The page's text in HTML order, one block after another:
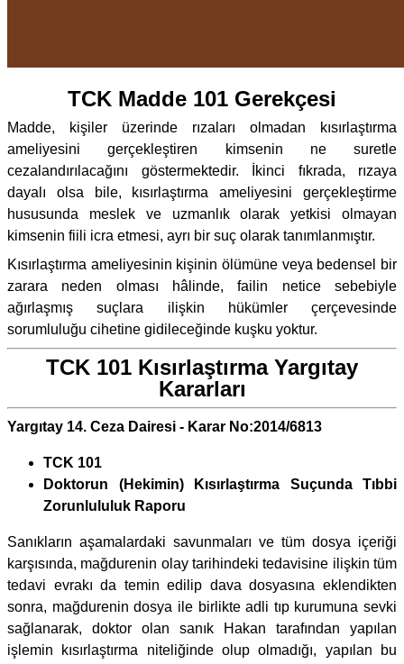
TCK Madde 101 Gerekçesi
Madde, kişiler üzerinde rızaları olmadan kısırlaştırma
ameliyesini gerçekleştiren kimsenin ne suretle
cezalandırılacağını göstermektedir. İkinci fıkrada, rızaya
dayalı olsa bile, kısırlaştırma ameliyesini gerçekleştirme
hususunda meslek ve uzmanlık olarak yetkisi olmayan
kimsenin fiili icra etmesi, ayrı bir suç olarak tanımlanmıştır.
Kısırlaştırma ameliyesinin kişinin ölümüne veya bedensel bir
zarara neden olması hâlinde, failin netice sebebiyle
ağırlaşmış suçlara ilişkin hükümler çerçevesinde
sorumluluğu cihetine gidileceğinde kuşku yoktur.
TCK 101 Kısırlaştırma Yargıtay
Kararları
Yargıtay 14. Ceza Dairesi - Karar No:2014/6813
TCK 101
Doktorun (Hekimin) Kısırlaştırma Suçunda Tıbbi
Zorunlululuk Raporu
Sanıkların aşamalardaki savunmaları ve tüm dosya içeriği
karşısında, mağdurenin olay tarihindeki tedavisine ilişkin tüm
tedavi evrakı da temin edilip dava dosyasına eklendikten
sonra, mağdurenin dosya ile birlikte adli tıp kurumuna sevki
sağlanarak, doktor olan sanık Hakan tarafından yapılan
işlemin kısırlaştırma niteliğinde olup olmadığı, yapılan bu